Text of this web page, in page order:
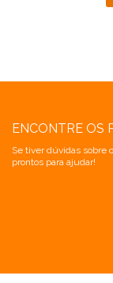
ENCONTRE OS
Se tiver dúvidas sobre
prontos para ajudar!